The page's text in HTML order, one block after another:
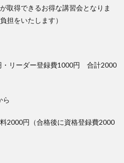
取得できるお得な講習会となりま
担をいたします）
リーダー登録費1000円 合計2000
ら
2000円（合格後に資格登録費2000